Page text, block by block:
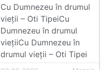
Cu Dumnezeu în drumul
vieții – Oti TipeiCu
Dumnezeu în drumul
viețiiCu Dumnezeu în
drumul vieții – Oti Tipei